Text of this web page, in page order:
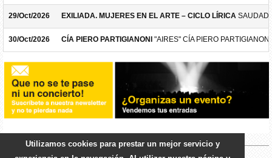
29/Oct/2026 EXILIADA. MUJERES EN EL ARTE – CICLO LÍRICA
30/Oct/2026 CÍA PIERO PARTIGIANONI "AIRES" CÍA PIERO PARTIGIANONI
Utilizamos cookies para prestar un mejor servicio y